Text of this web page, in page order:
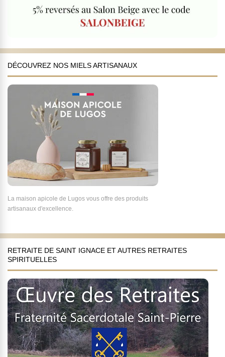
DÉCOUVREZ NOS MIELS ARTISANAUX
La maison apicole de Lugos vous offre des produits
artisanaux d'excellence.
RETRAITE DE SAINT IGNACE ET AUTRES RETRAITES
SPIRITUELLES